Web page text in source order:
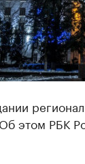
этом РБК